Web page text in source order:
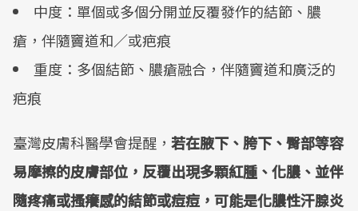
中度：單個或多個分開並反覆發作的結節、膿
瘡，伴隨竇道和／或疤痕
重度：多個結節、膿瘡融合，伴隨竇道和廣泛的
疤痕
臺灣皮膚科醫學會提醒， 若在腋下、胯下、臀部等容
易摩擦的皮膚部位，反覆出現多顆紅腫、化膿、並伴
隨疼痛或搔癢感的結節或痘痘，可能是化膿性汗腺炎